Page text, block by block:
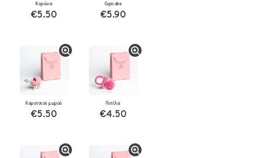
Κορώνα
€5.50
Cupcake
€5.90
Καροτσιού μωρού
€5.50
Πιπίλα
€4.50